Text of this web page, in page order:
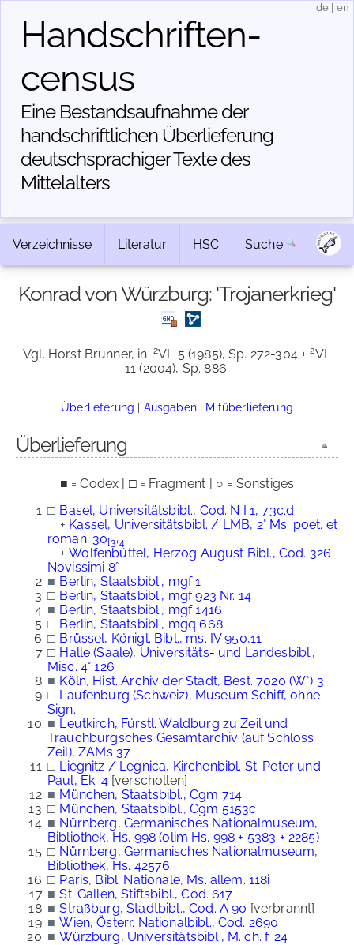
Handschriften­
census
Eine Bestandsaufnahme der
handschriftlichen Über­lieferung
deutschsprachiger Texte des
Mittelalters
de en
Verzeichnisse Literatur HSC Suche
Konrad von Würzburg: 'Trojanerkrieg'
Vgl. Horst Brunner, in: 2VL 5 (1985), Sp. 272-304 +2VL
11 (2004), Sp. 886.
Überlieferung | Ausgaben| Mitüberlieferung
Überlieferung
■ = Codex | □ = Fragment | ○ = Sonstiges
□ Basel, Universitätsbibl., Cod. N I 1, 73c.d
+ Kassel, Universitätsbibl. / LMB, 2° Ms. poet. et
roman. 30[3+4
+Wolfenbüttel, Herzog August Bibl., Cod. 326
Novissimi 8°
■ Berlin, Staatsbibl., mgf 1
□ Berlin, Staatsbibl., mgf 923 Nr. 14
■ Berlin, Staatsbibl., mgf 1416
□ Berlin, Staatsbibl., mgq 668
□ Brüssel, Königl. Bibl., ms. IV 950,11
□ Halle (Saale), Universitäts- und Landesbibl.,
Misc. 4° 126
■ Köln, Hist. Archiv der Stadt, Best. 7020 (W*) 3
□ Laufenburg (Schweiz), Museum Schiff, ohne
Sign.
■ Leutkirch, Fürstl. Waldburg zu Zeil und
Trauchburgsches Gesamtarchiv (auf Schloss
Zeil), ZAMs 37
□ Liegnitz / Legnica, Kirchenbibl. St. Peter und
Paul, Ek. 4[verschollen]
■ München, Staatsbibl., Cgm 714
□ München, Staatsbibl., Cgm 5153c
■ Nürnberg, Germanisches Nationalmuseum,
Bibliothek, Hs. 998 (olim Hs. 998 + 5383 + 2285)
□ Nürnberg, Germanisches Nationalmuseum,
Bibliothek, Hs. 42576
□ Paris, Bibl. Nationale, Ms. allem. 118i
■ St. Gallen, Stiftsbibl., Cod. 617
■ Straßburg, Stadtbibl., Cod. A 90 [verbrannt]
■ Wien, Österr. Nationalbibl., Cod. 2690
■ Würzburg, Universitätsbibl., M. ch. f. 24